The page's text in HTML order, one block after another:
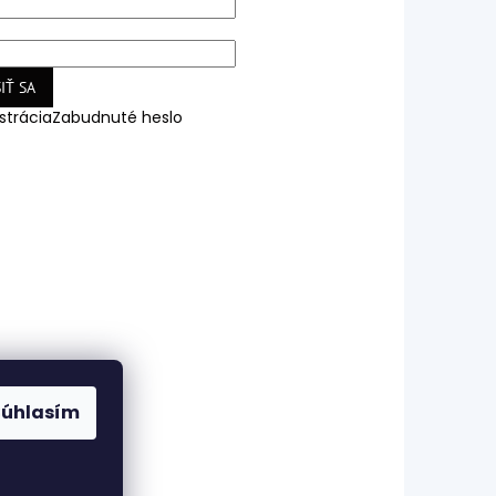
SA
Zabudnuté heslo